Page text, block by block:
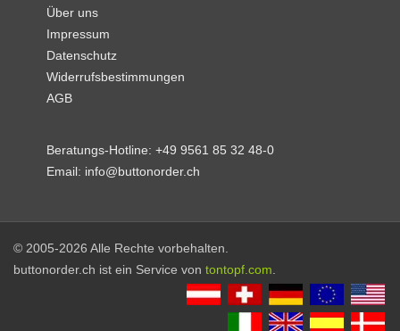
Über uns
Impressum
Datenschutz
Widerrufsbestimmungen
AGB
Beratungs-Hotline:+49 9561 85 32 48-0
Email: info@buttonorder.ch
© 2005-2026 Alle Rechte vorbehalten.
buttonorder.ch ist ein Service von tontopf.com